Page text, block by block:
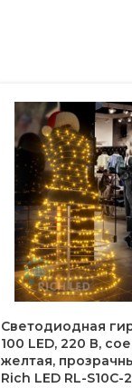
Светодиодная
100 LED, 220 В,
желтая,
Rich LED RL-S10C-